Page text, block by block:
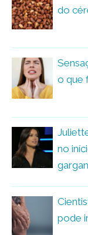
do
o que
no
pode